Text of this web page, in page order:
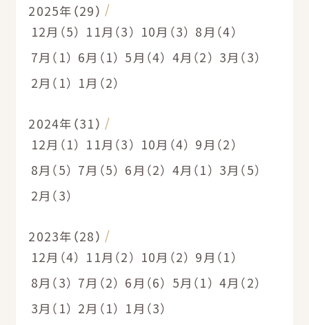
2025年（29）
12月（5） 11月（3） 10月（3） 8月（4）
7月（1） 6月（1） 5月（4） 4月（2） 3月（3）
2月（1） 1月（2）
2024年（31）
12月（1） 11月（3） 10月（4） 9月（2）
8月（5） 7月（5） 6月（2） 4月（1） 3月（5）
2月（3）
2023年（28）
12月（4） 11月（2） 10月（2） 9月（1）
8月（3） 7月（2） 6月（6） 5月（1） 4月（2）
3月（1） 2月（1） 1月（3）